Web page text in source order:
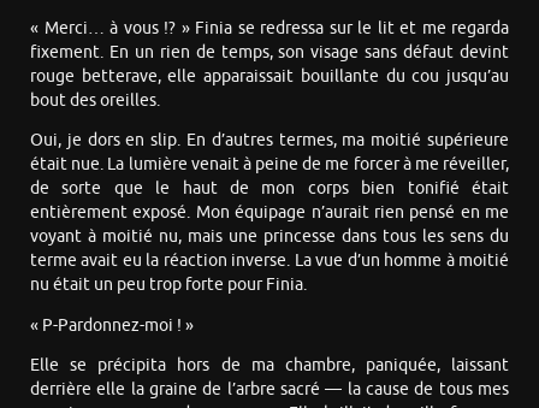
« Merci… à vous !? » Finia se redressa sur le lit et me regarda
fixement. En un rien de temps, son visage sans défaut devint
rouge betterave, elle apparaissait bouillante du cou jusqu’au
bout des oreilles.
Oui, je dors en slip. En d’autres termes, ma moitié supérieure
était nue. La lumière venait à peine de me forcer à me réveiller,
de sorte que le haut de mon corps bien tonifié était
entièrement exposé. Mon équipage n’aurait rien pensé en me
voyant à moitié nu, mais une princesse dans tous les sens du
terme avait eu la réaction inverse. La vue d’un homme à moitié
nu était un peu trop forte pour Finia.
« P-Pardonnez-moi ! »
Elle se précipita hors de ma chambre, paniquée, laissant
derrière elle la graine de l’arbre sacré — la cause de tous mes